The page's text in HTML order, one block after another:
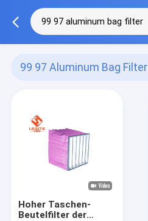
99 97 Aluminum Bag Filter
Hoher Taschen-
Beutelfilter der